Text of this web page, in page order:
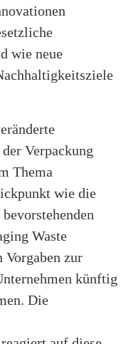
wie neue
Verpackung
Thema
wie die
Waste
Vorgaben zur
künftig
Die